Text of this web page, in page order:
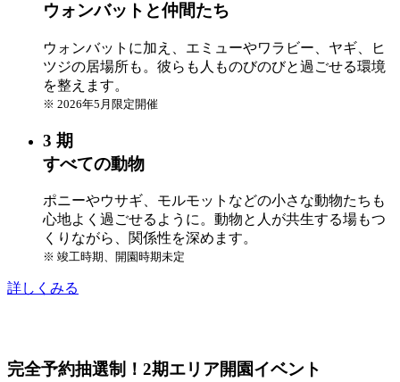
ウォンバットと仲間たち
ウォンバットに加え、エミューやワラビー、ヤギ、ヒ
ツジの居場所も。彼らも人ものびのびと過ごせる環境
を整えます。
※ 2026年5月限定開催
3 期
すべての動物
ポニーやウサギ、モルモットなどの小さな動物たちも
心地よく過ごせるように。動物と人が共生する場もつ
くりながら、関係性を深めます。
※ 竣工時期、開園時期未定
詳しくみる
完全予約抽選制！2期エリア開園イベント